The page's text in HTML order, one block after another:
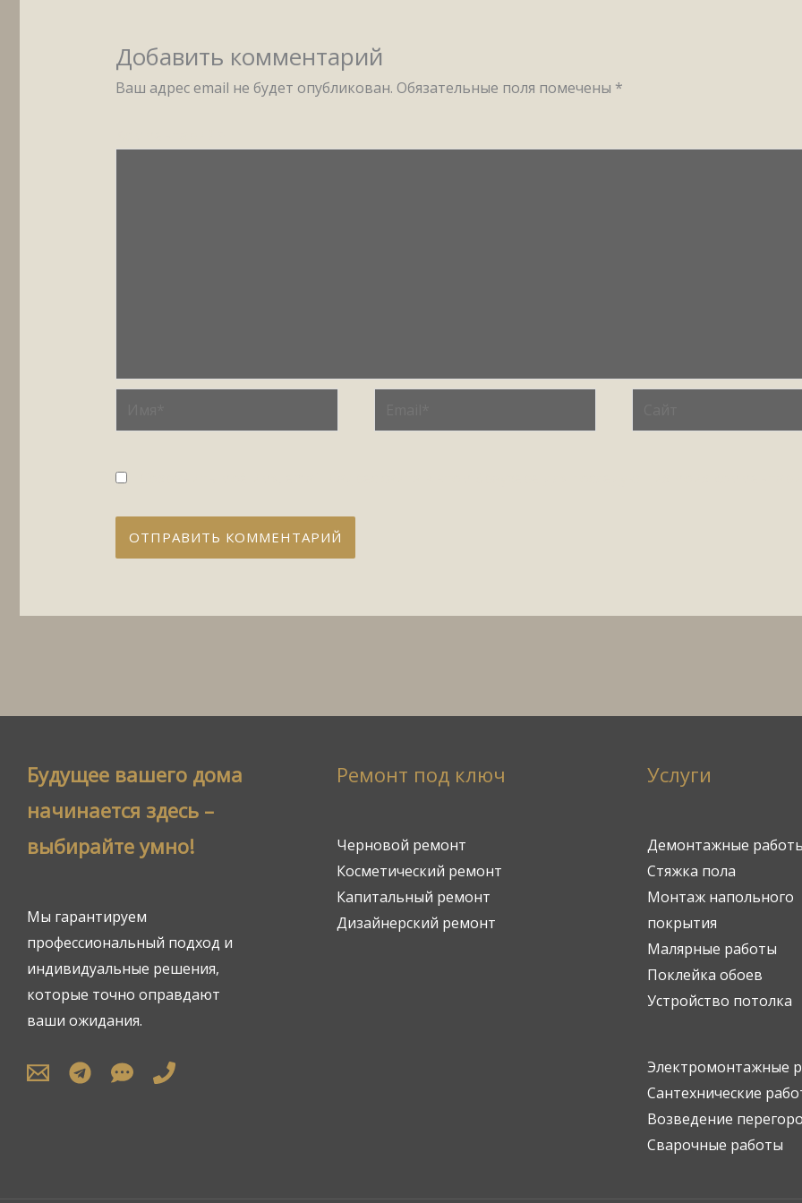
Добавить комментарий
Ваш адрес email не будет опубликован. Обязательные поля помечены *
Будущее вашего дома
начинается здесь –
выбирайте умно!
Мы гарантируем
профессиональный подход и
индивидуальные решения,
которые точно оправдают
ваши ожидания.
Ремонт под ключ
Черновой ремонт
Косметический ремонт
Капитальный ремонт
Дизайнерский ремонт
Услуги
Демонтажные
Стяжка пола
Монтаж напольного
покрытия
Малярные работы
Поклейка обоев
Устройство потолка
Электромонтажные
Сантехнические
Возведение
Сварочные работы